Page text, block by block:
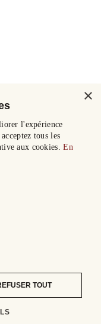
×
l'expérience
tous les
aux cookies.En
TOUT